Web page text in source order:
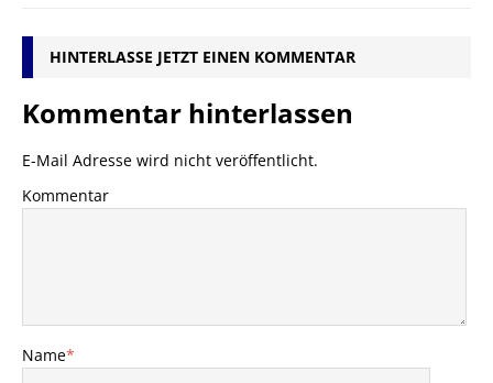
HINTERLASSE JETZT EINEN KOMMENTAR
Kommentar hinterlassen
E-Mail Adresse wird nicht veröffentlicht.
Kommentar
Name*